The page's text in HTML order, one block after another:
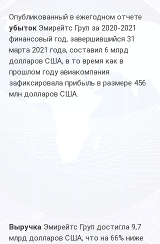
Опубликованный в ежегодном отчете
убыток Эмирейтс Груп за 2020-2021
финансовый год, завершившийся 31
марта 2021 года, составил 6 млрд
долларов США, в то время как в
прошлом году авиакомпания
зафиксировала прибыль в размере 456
млн долларов США.
Выручка Эмирейтс Груп достигла 9,7
млрд долларов США, что на 66% ниже